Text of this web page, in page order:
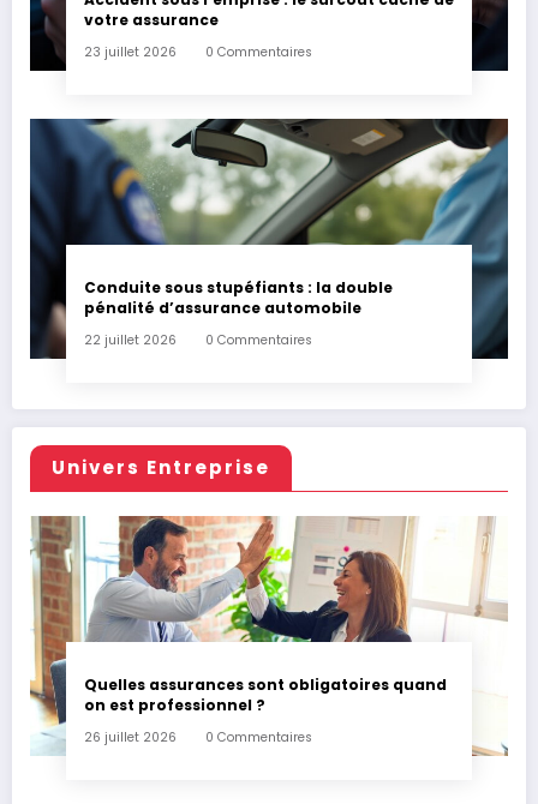
votre assurance
23 juillet 2026 0 Commentaires
Conduite sous stupéfiants : la double
pénalité d’assurance automobile
22 juillet 2026 0 Commentaires
Univers Entreprise
Quelles assurances sont obligatoires quand
on est professionnel ?
26 juillet 2026 0 Commentaires